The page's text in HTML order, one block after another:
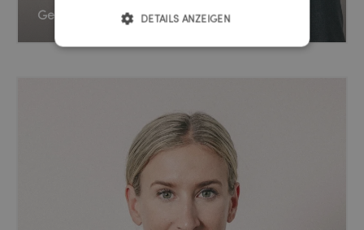
Geschäftsführer DETAILS ANZEIGEN